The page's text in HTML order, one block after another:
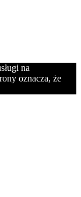
na
oznacza, że